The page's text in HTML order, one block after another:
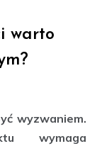
warto
wyzwaniem.
wymaga